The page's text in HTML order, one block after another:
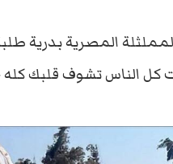
المصرية بدرية
كل الناس تشوف قلبك كله